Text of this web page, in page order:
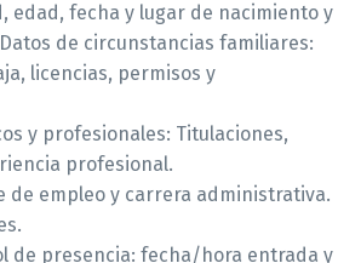
edad, fecha y lugar de nacimiento y
de circunstancias familiares:
licencias, permisos y
y profesionales: Titulaciones,
profesional.
de empleo y carrera administrativa.
de presencia: fecha/hora entrada y